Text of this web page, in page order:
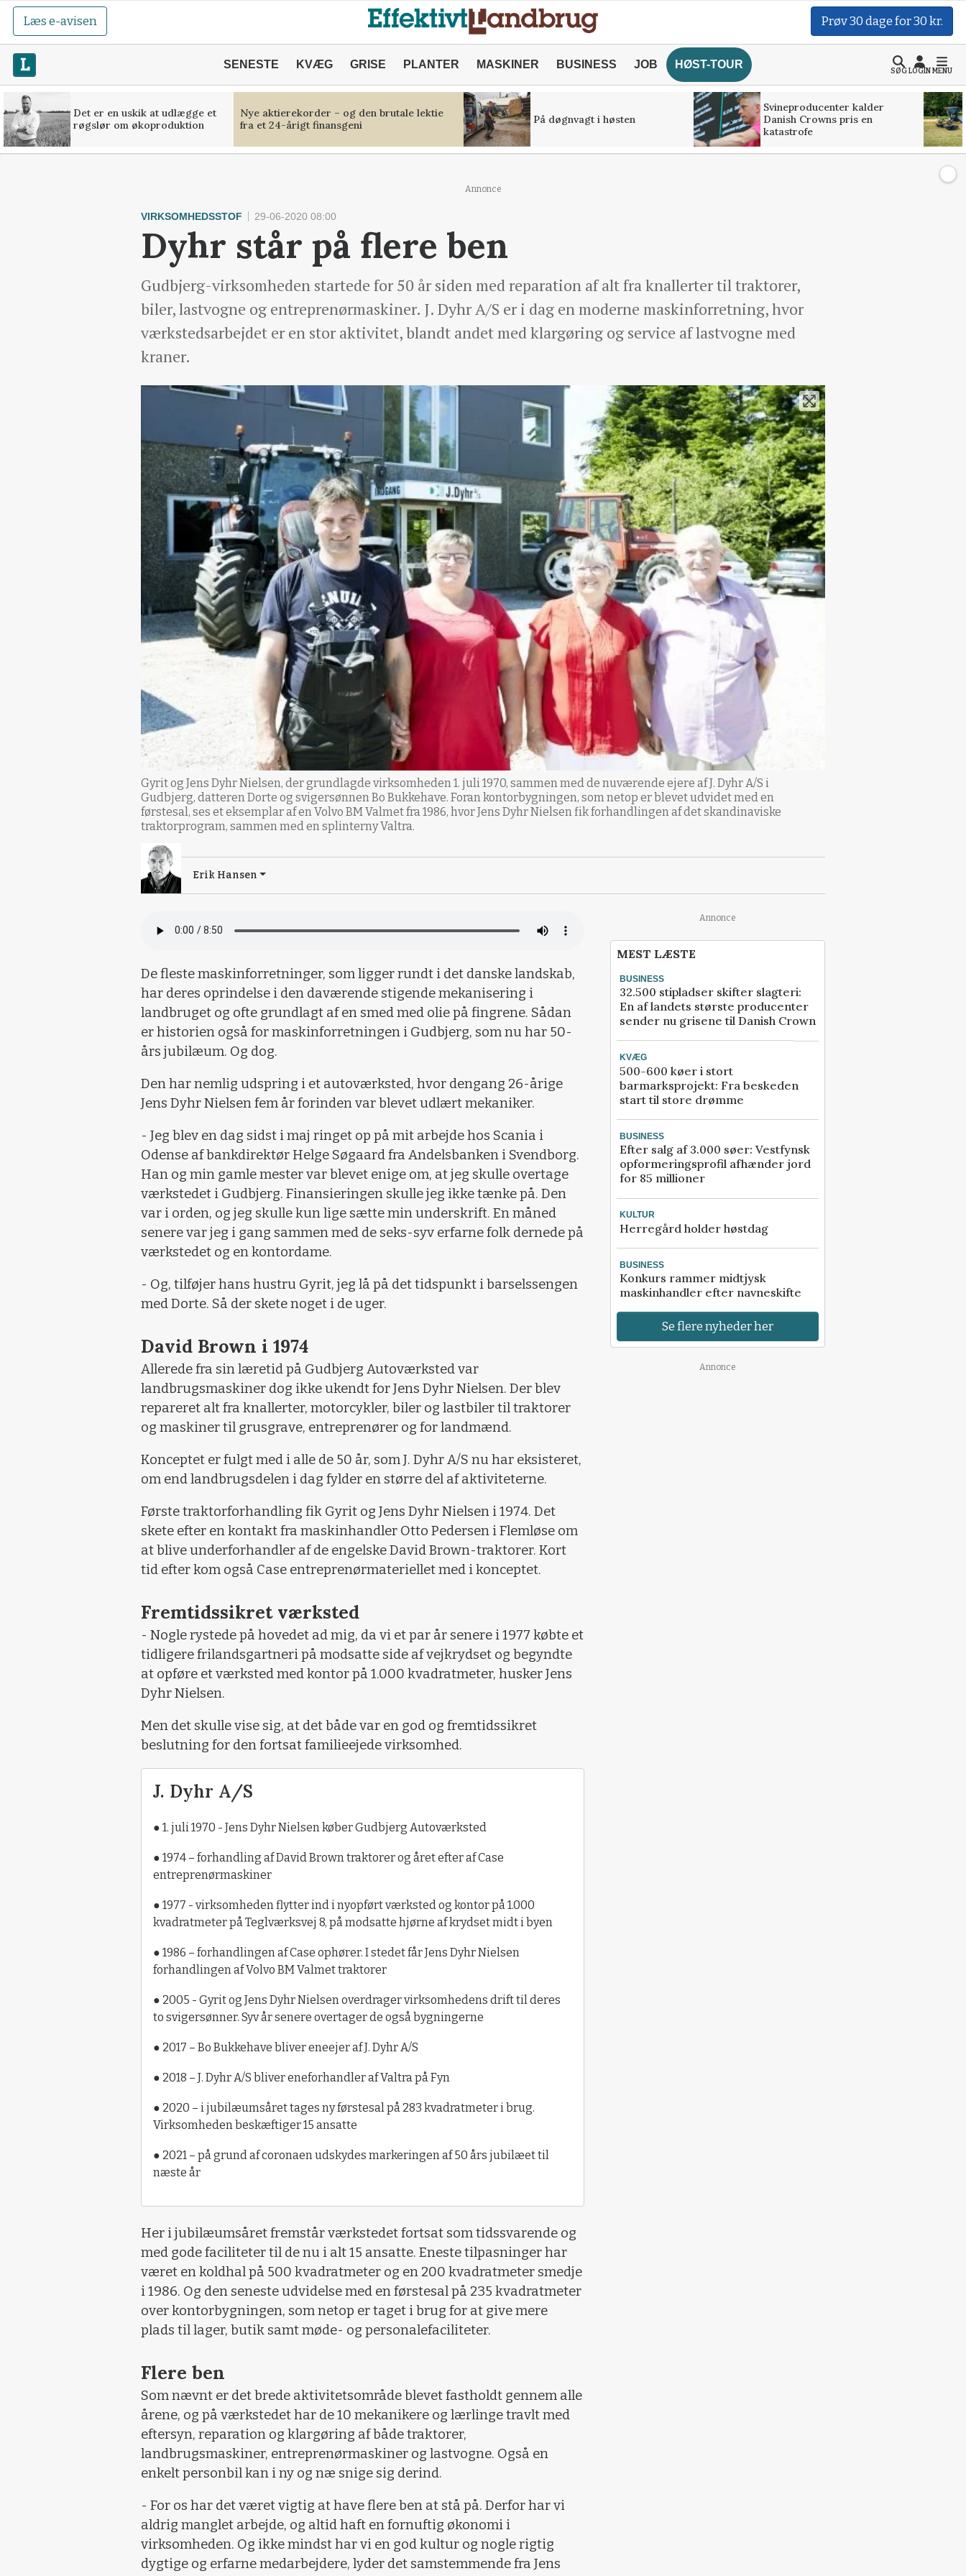
Læs e-avisen Prøv 30 dage for 30 kr.
SENESTE KVÆG GRISE PLANTER MASKINER BUSINESS JOB HØST-TOUR
SØGLOGINMENU
Det er en uskik at udlægge et
røgslør om økoproduktion
Nye aktierekorder – og den brutale lektie
fra et 24-årigt finansgeni
På døgnvagt i høsten
Svineproducenter kalder
Danish Crowns pris en
katastrofe
Annonce
VIRKSOMHEDSSTOF 29-06-2020 08:00
Dyhr står på flere ben
Gudbjerg-virksomheden startede for 50 år siden med reparation af alt fra knallerter til traktorer,
biler, lastvogne og entreprenørmaskiner. J. Dyhr A/S er i dag en moderne maskinforretning, hvor
værkstedsarbejdet er en stor aktivitet, blandt andet med klargøring og service af lastvogne med
kraner.
Gyrit og Jens Dyhr Nielsen, der grundlagde virksomheden 1. juli 1970, sammen med de nuværende ejere af J. Dyhr A/S i
Gudbjerg, datteren Dorte og svigersønnen Bo Bukkehave. Foran kontorbygningen, som netop er blevet udvidet med en
førstesal, ses et eksemplar af en Volvo BM Valmet fra 1986, hvor Jens Dyhr Nielsen fik forhandlingen af det skandinaviske
traktorprogram, sammen med en splinterny Valtra.
Erik Hansen
De fleste maskinforretninger, som ligger rundt i det danske landskab,
har deres oprindelse i den daværende stigende mekanisering i
landbruget og ofte grundlagt af en smed med olie på fingrene. Sådan
er historien også for maskinforretningen i Gudbjerg, som nu har 50-
års jubilæum. Og dog.
Den har nemlig udspring i et autoværksted, hvor dengang 26-årige
Jens Dyhr Nielsen fem år forinden var blevet udlært mekaniker.
- Jeg blev en dag sidst i maj ringet op på mit arbejde hos Scania i
Odense af bankdirektør Helge Søgaard fra Andelsbanken i Svendborg.
Han og min gamle mester var blevet enige om, at jeg skulle overtage
værkstedet i Gudbjerg. Finansieringen skulle jeg ikke tænke på. Den
var i orden, og jeg skulle kun lige sætte min underskrift. En måned
senere var jeg i gang sammen med de seks-syv erfarne folk dernede på
værkstedet og en kontordame.
- Og, tilføjer hans hustru Gyrit, jeg lå på det tidspunkt i barselssengen
med Dorte. Så der skete noget i de uger.
David Brown i 1974
Allerede fra sin læretid på Gudbjerg Autoværksted var
landbrugsmaskiner dog ikke ukendt for Jens Dyhr Nielsen. Der blev
repareret alt fra knallerter, motorcykler, biler og lastbiler til traktorer
og maskiner til grusgrave, entreprenører og for landmænd.
Konceptet er fulgt med i alle de 50 år, som J. Dyhr A/S nu har eksisteret,
om end landbrugsdelen i dag fylder en større del af aktiviteterne.
Første traktorforhandling fik Gyrit og Jens Dyhr Nielsen i 1974. Det
skete efter en kontakt fra maskinhandler Otto Pedersen i Flemløse om
at blive underforhandler af de engelske David Brown-traktorer. Kort
tid efter kom også Case entreprenørmateriellet med i konceptet.
Fremtidssikret værksted
- Nogle rystede på hovedet ad mig, da vi et par år senere i 1977 købte et
tidligere frilandsgartneri på modsatte side af vejkrydset og begyndte
at opføre et værksted med kontor på 1.000 kvadratmeter, husker Jens
Dyhr Nielsen.
Men det skulle vise sig, at det både var en god og fremtidssikret
beslutning for den fortsat familieejede virksomhed.
J. Dyhr A/S
● 1. juli 1970 - Jens Dyhr Nielsen køber Gudbjerg Autoværksted
● 1974 – forhandling af David Brown traktorer og året efter af Case
entreprenørmaskiner
● 1977 - virksomheden flytter ind i nyopført værksted og kontor på 1.000
kvadratmeter på Teglværksvej 8, på modsatte hjørne af krydset midt i byen
● 1986 – forhandlingen af Case ophører. I stedet får Jens Dyhr Nielsen
forhandlingen af Volvo BM Valmet traktorer
● 2005 - Gyrit og Jens Dyhr Nielsen overdrager virksomhedens drift til deres
to svigersønner. Syv år senere overtager de også bygningerne
● 2017 – Bo Bukkehave bliver eneejer af J. Dyhr A/S
● 2018 – J. Dyhr A/S bliver eneforhandler af Valtra på Fyn
● 2020 – i jubilæumsåret tages ny førstesal på 283 kvadratmeter i brug.
Virksomheden beskæftiger 15 ansatte
● 2021 – på grund af coronaen udskydes markeringen af 50 års jubilæet til
næste år
Her i jubilæumsåret fremstår værkstedet fortsat som tidssvarende og
med gode faciliteter til de nu i alt 15 ansatte. Eneste tilpasninger har
været en koldhal på 500 kvadratmeter og en 200 kvadratmeter smedje
i 1986. Og den seneste udvidelse med en førstesal på 235 kvadratmeter
over kontorbygningen, som netop er taget i brug for at give mere
plads til lager, butik samt møde- og personalefaciliteter.
Flere ben
Som nævnt er det brede aktivitetsområde blevet fastholdt gennem alle
årene, og på værkstedet har de 10 mekanikere og lærlinge travlt med
eftersyn, reparation og klargøring af både traktorer,
landbrugsmaskiner, entreprenørmaskiner og lastvogne. Også en
enkelt personbil kan i ny og næ snige sig derind.
- For os har det været vigtig at have flere ben at stå på. Derfor har vi
aldrig manglet arbejde, og altid haft en fornuftig økonomi i
virksomheden. Og ikke mindst har vi en god kultur og nogle rigtig
dygtige og erfarne medarbejdere, lyder det samstemmende fra Jens
Annonce
MEST LÆSTE
BUSINESS
32.500 stipladser skifter slagteri:
En af landets største producenter
sender nu grisene til Danish Crown
KVÆG
500-600 køer i stort
barmarksprojekt: Fra beskeden
start til store drømme
BUSINESS
Efter salg af 3.000 søer: Vestfynsk
opformeringsprofil afhænder jord
for 85 millioner
KULTUR
Herregård holder høstdag
BUSINESS
Konkurs rammer midtjysk
maskinhandler efter navneskifte
Se flere nyheder her
Annonce